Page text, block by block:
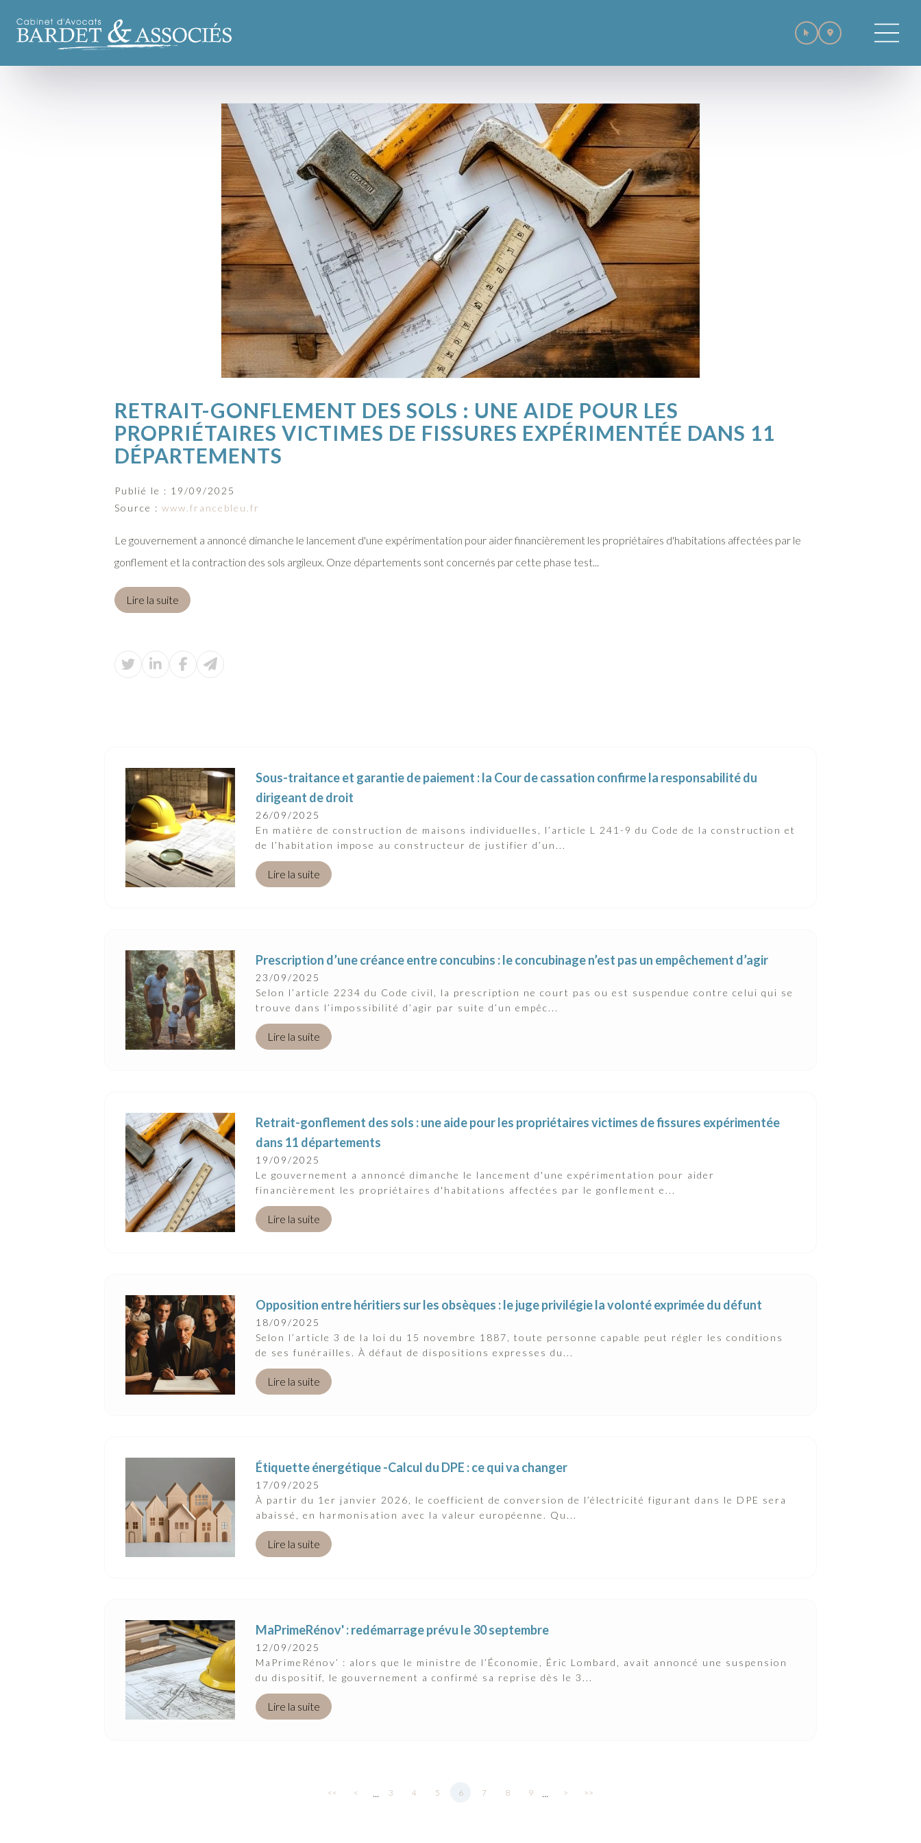
RETRAIT-GONFLEMENT DES SOLS : UNE AIDE POUR LES
PROPRIÉTAIRES VICTIMES DE FISSURES EXPÉRIMENTÉE DANS 11
DÉPARTEMENTS
Publié le : 19/09/2025
Source : www.francebleu.fr
Le gouvernement a annoncé dimanche le lancement d'une expérimentation pour aider financièrement les propriétaires d'habitations affectées par le
gonflement et la contraction des sols argileux. Onze départements sont concernés par cette phase test...
Lire la suite
Sous-traitance et garantie de paiement : la Cour de cassation confirme la responsabilité du
dirigeant de droit
26/09/2025
En matière de construction de maisons individuelles, l’article L 241-9 du Code de la construction et
de l’habitation impose au constructeur de justifier d’un...
Lire la suite
Prescription d’une créance entre concubins : le concubinage n’est pas un empêchement d’agir
23/09/2025
Selon l’article 2234 du Code civil, la prescription ne court pas ou est suspendue contre celui qui se
trouve dans l’impossibilité d’agir par suite d’un empêc...
Lire la suite
Retrait-gonflement des sols : une aide pour les propriétaires victimes de fissures expérimentée
dans 11 départements
19/09/2025
Le gouvernement a annoncé dimanche le lancement d'une expérimentation pour aider
financièrement les propriétaires d'habitations affectées par le gonflement e...
Lire la suite
Opposition entre héritiers sur les obsèques : le juge privilégie la volonté exprimée du défunt
18/09/2025
Selon l’article 3 de la loi du 15 novembre 1887, toute personne capable peut régler les conditions
de ses funérailles. À défaut de dispositions expresses du...
Lire la suite
Étiquette énergétique -Calcul du DPE : ce qui va changer
17/09/2025
À partir du 1er janvier 2026, le coefficient de conversion de l’électricité figurant dans le DPE sera
abaissé, en harmonisation avec la valeur européenne. Qu...
Lire la suite
MaPrimeRénov' : redémarrage prévu le 30 septembre
12/09/2025
MaPrimeRénov’ : alors que le ministre de l’Économie, Éric Lombard, avait annoncé une suspension
du dispositif, le gouvernement a confirmé sa reprise dès le 3...
Lire la suite
<< < 3 4 5 6 7 8 9 > >>